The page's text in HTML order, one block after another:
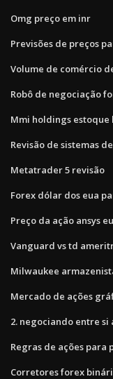
Omg preço em inr
Previsões de preços
Volume de comércio
Robô de negociação
Mmi holdings
Revisão de sistemas
Metatrader 5 revisão
Forex dólar dos eua
Preço da ação ansys
Vanguard vs td
Milwaukee
Mercado de ações
2. negociando entre
Regras de ações para
Corretores forex